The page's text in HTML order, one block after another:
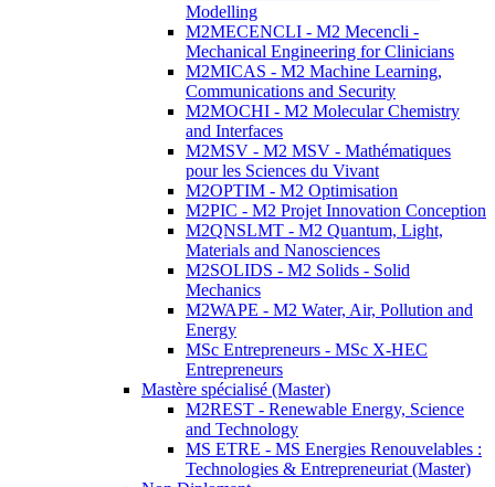
Modelling
M2MECENCLI - M2 Mecencli -
Mechanical Engineering for Clinicians
M2MICAS - M2 Machine Learning,
Communications and Security
M2MOCHI - M2 Molecular Chemistry
and Interfaces
M2MSV - M2 MSV - Mathématiques
pour les Sciences du Vivant
M2OPTIM - M2 Optimisation
M2PIC - M2 Projet Innovation Conception
M2QNSLMT - M2 Quantum, Light,
Materials and Nanosciences
M2SOLIDS - M2 Solids - Solid
Mechanics
M2WAPE - M2 Water, Air, Pollution and
Energy
MSc Entrepreneurs - MSc X-HEC
Entrepreneurs
Mastère spécialisé (Master)
M2REST - Renewable Energy, Science
and Technology
MS ETRE - MS Energies Renouvelables :
Technologies & Entrepreneuriat (Master)